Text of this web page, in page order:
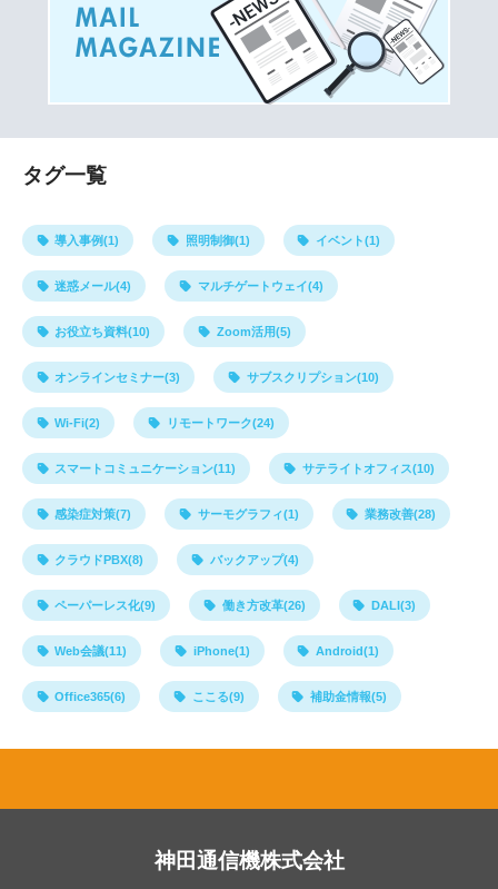
タグ一覧
導入事例(1) 照明制御(1) イベント(1)
迷惑メール(4) マルチゲートウェイ(4)
お役立ち資料(10) Zoom活用(5)
オンラインセミナー(3) サブスクリプション(10)
Wi-Fi(2) リモートワーク(24)
スマートコミュニケーション(11) サテライトオフィス(10)
感染症対策(7) サーモグラフィ(1) 業務改善(28)
クラウドPBX(8) バックアップ(4)
ペーパーレス化(9) 働き方改革(26) DALI(3)
Web会議(11) iPhone(1) Android(1)
Office365(6) ここる(9) 補助金情報(5)
神田通信機株式会社